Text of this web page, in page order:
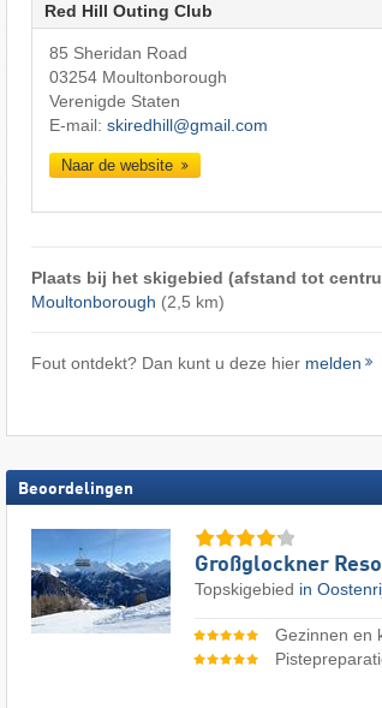
Red Hill Outing Club
85 Sheridan Road
03254 Moultonborough
Verenigde Staten
E-mail: skiredhill@gmail.com
Naar de website
Plaats bij het skigebied (afstand tot
Moultonborough (2,5 km)
Fout ontdekt? Dan kunt u deze hier melden
Beoordelingen
Großglockner
Topskigebied in
Gezinnen en